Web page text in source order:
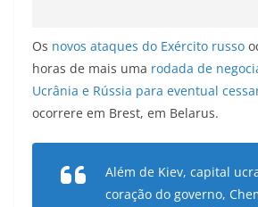
Os novos ataques do Exército russo
horas de mais uma rodada de
Ucrânia e Rússia para eventual
ocorrere em Brest, em Belarus.
Além de Kiev, capital
coração do governo,